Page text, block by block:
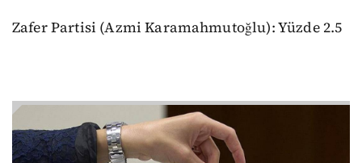
Zafer Partisi (Azmi Karamahmutoğlu): Yüzde 2.5